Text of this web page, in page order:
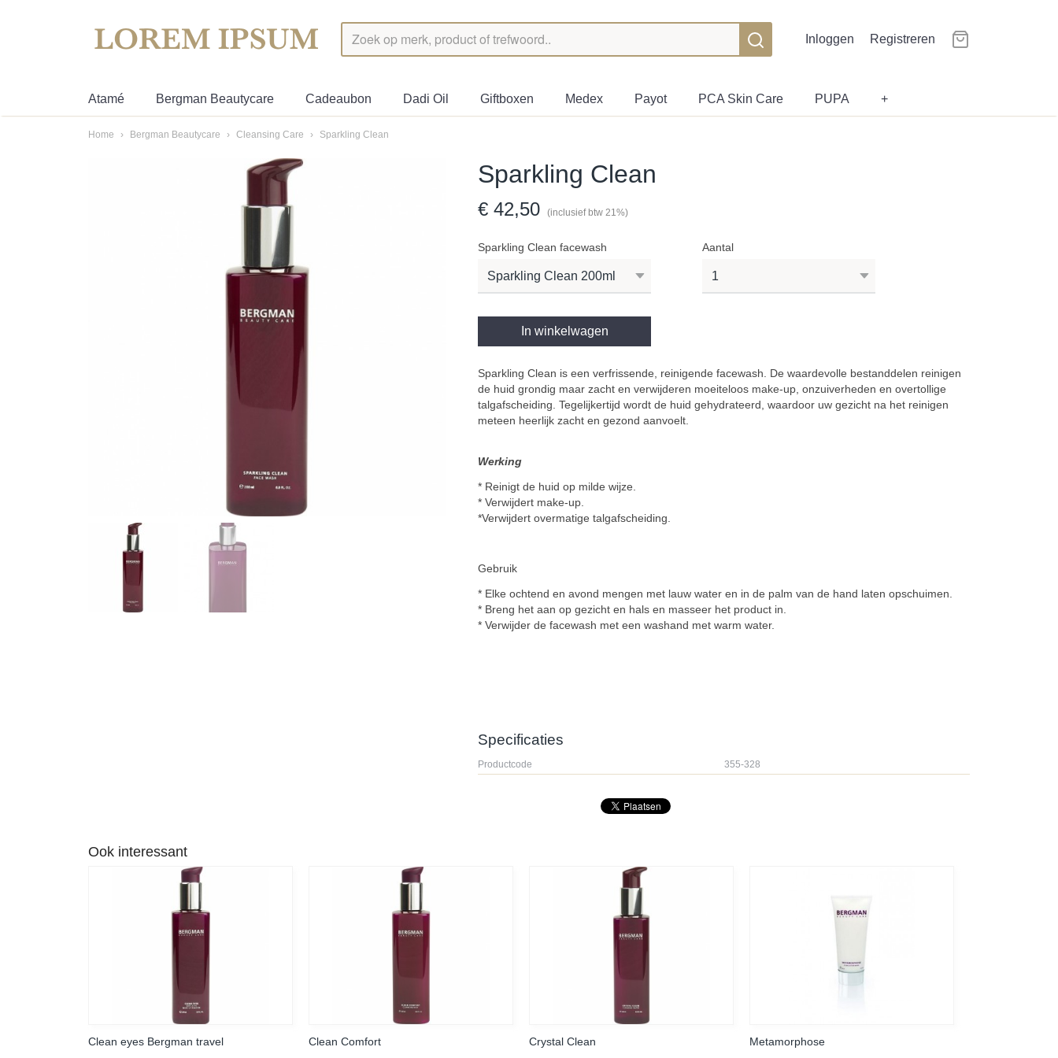
Inloggen Registreren
Atamé Bergman Beautycare Cadeaubon Dadi Oil Giftboxen Medex Payot PCA Skin Care PUPA +
Home › Bergman Beautycare › Cleansing Care › Sparkling Clean
Sparkling Clean
€ 42,50 (inclusief btw 21%)
Sparkling Clean facewash Aantal
In winkelwagen
Sparkling Clean is een verfrissende, reinigende facewash. De waardevolle bestanddelen reinigen
de huid grondig maar zacht en verwijderen moeiteloos make-up, onzuiverheden en overtollige
talgafscheiding. Tegelijkertijd wordt de huid gehydrateerd, waardoor uw gezicht na het reinigen
meteen heerlijk zacht en gezond aanvoelt.
Werking
* Reinigt de huid op milde wijze.
* Verwijdert make-up.
*Verwijdert overmatige talgafscheiding.
Gebruik
* Elke ochtend en avond mengen met lauw water en in de palm van de hand laten opschuimen.
* Breng het aan op gezicht en hals en masseer het product in.
* Verwijder de facewash met een washand met warm water.
Specificaties
Productcode 355-328
Ook interessant
Clean eyes Bergman travel Clean Comfort Crystal Clean Metamorphose